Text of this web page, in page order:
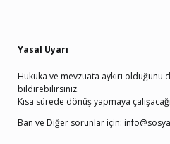
Yasal Uyarı
Hukuka ve mevzuata aykırı olduğunu
bildirebilirsiniz.
Kısa sürede dönüş yapmaya
Ban ve Diğer sorunlar için: